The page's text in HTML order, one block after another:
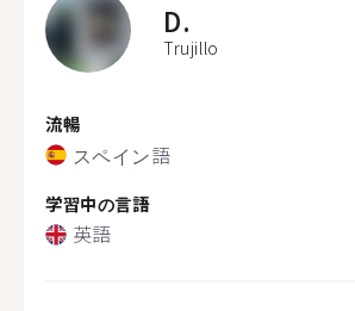
D.
Trujillo
流暢
スペイン語
学習中の言語
英語